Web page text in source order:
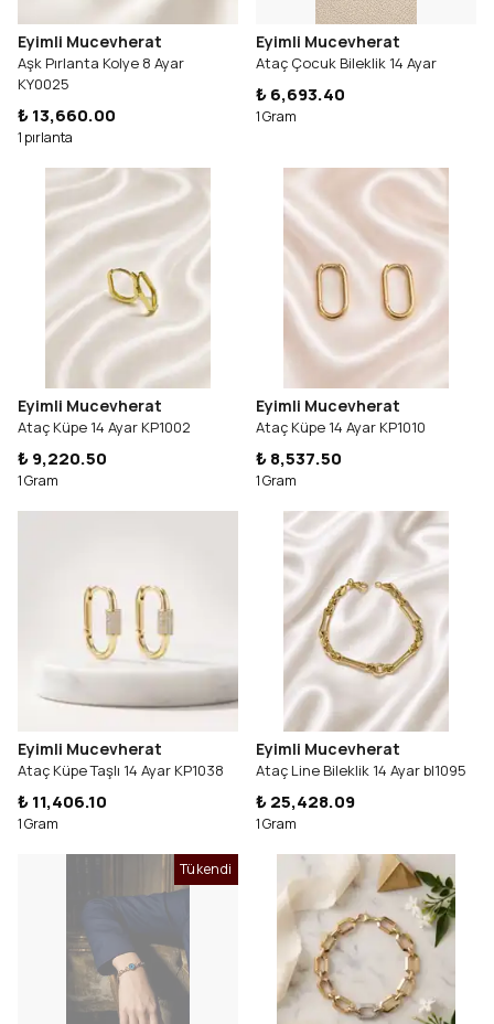
Eyimli Mucevherat
Aşk Pırlanta Kolye 8 Ayar
KY0025
₺ 13,660.00
1 pırlanta
Eyimli Mucevherat
Ataç Çocuk Bileklik 14 Ayar
₺ 6,693.40
1 Gram
Eyimli Mucevherat
Ataç Küpe 14 Ayar KP1002
₺ 9,220.50
1 Gram
Eyimli Mucevherat
Ataç Küpe 14 Ayar KP1010
₺ 8,537.50
1 Gram
Eyimli Mucevherat
Ataç Küpe Taşlı 14 Ayar KP1038
₺ 11,406.10
1 Gram
Eyimli Mucevherat
Ataç Line Bileklik 14 Ayar bl1095
₺ 25,428.09
1 Gram
Tükendi